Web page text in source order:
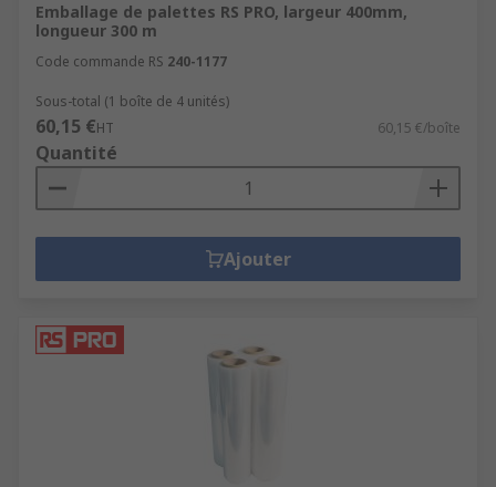
Emballage de palettes RS PRO, largeur 400mm,
longueur 300 m
Code commande RS 240-1177
Sous-total (1 boîte de 4 unités)
60,15 €HT 60,15 €/boîte
Quantité
Ajouter